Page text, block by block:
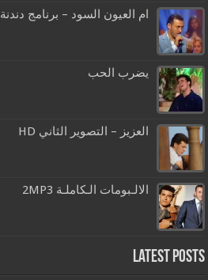
ام العيون السود – برنامج دندنة
يضرب الحب
العزيز – التصوير الثاني HD
الالـبومات الـكاملـة 2MP3
Latest Posts